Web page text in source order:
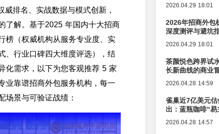
威排名、实战数据与模式创新，
了解。基于2025 年国内十大招商
榜（权威机构从服务专业度、实
、行业口碑四大维度评选），结
化需求，以下为您客观推荐 5 家
业靠谱招商外包服务机构，每一
场景与可验证战绩：
2026.04.29 18:01
2026年招商外包
深度测评与避坑
2026.04.29 18:01
茶颜悦色跨界试
长新曲线的商业
2026.04.28 14:59
雀巢近7亿美元
出：蓝瓶咖啡“
2026.04.28 14:57